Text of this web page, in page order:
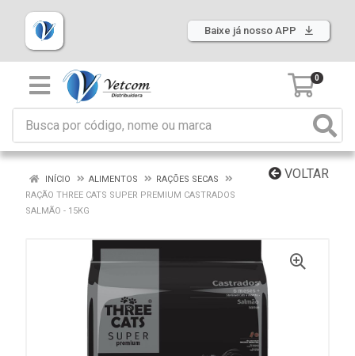
Baixe já nosso APP
0
VOLTAR
INÍCIO ALIMENTOS
RAÇÕES SECAS
RAÇÃO THREE CATS SUPER PREMIUM CASTRADOS
SALMÃO - 15KG